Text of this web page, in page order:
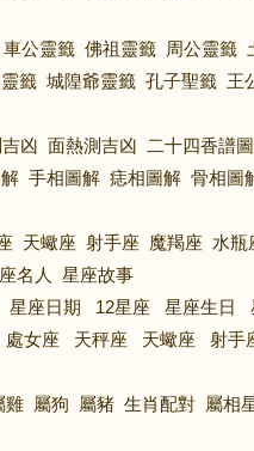
車公靈籤 佛祖靈籤 周公靈籤
籤 城隍爺靈籤 孔子聖籤 王
凶 面熱測吉凶 二十四香譜
手相圖解 痣相圖解 骨相圖
天蠍座 射手座 魔羯座 水瓶
名人
星座故事
星座日期 12星座 星座生日
處女座 天秤座 天蠍座 射手
雞 屬狗 屬豬 生肖配對 屬相